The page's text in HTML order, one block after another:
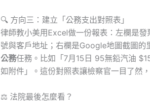
🔍 方向三：建立「公務支出對照表」
律師教小美用Excel做一份報表：左欄是
號與客戶地址；右欄是Google地圖截圖
公務任務。比如「7月15日 95無鉛汽油
如附件」。這份對照表讓檢察官一目了然
⚖️ 法院最後怎麼看？